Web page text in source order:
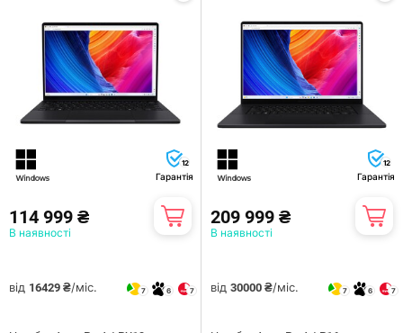
12
Гарантія
114 999 ₴
В наявності
від 16429 ₴/міс. 7 6 7
12
Гарантія
209 999 ₴
В наявності
від 30000 ₴/міс. 7 6 7